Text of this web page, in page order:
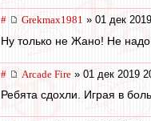
# Grekmax1981 » 01 дек
Ну только не Жано! Не
# Arcade Fire » 01 дек 2019
Ребята сдохли. Играя в